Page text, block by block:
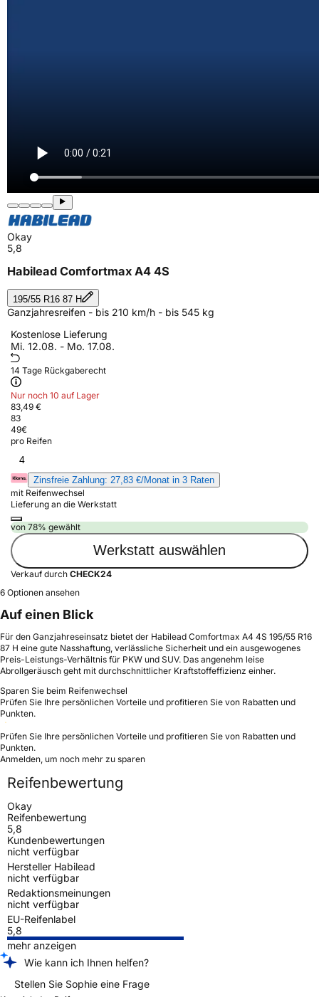
Okay
5,8
Habilead Comfortmax A4 4S
195/55 R16 87 H
Ganzjahresreifen - bis 210 km/h - bis 545 kg
Kostenlose Lieferung
Mi. 12.08. - Mo. 17.08.
14 Tage Rückgaberecht
Nur noch 10 auf Lager
83,49 €
83
49€
pro Reifen
4
Zinsfreie Zahlung: 27,83 €/Monat in 3 Raten
mit Reifenwechsel
Lieferung an die Werkstatt
von 78% gewählt
Werkstatt auswählen
Verkauf durch CHECK24
6 Optionen ansehen
Auf einen Blick
Für den Ganzjahreseinsatz bietet der Habilead Comfortmax A4 4S 195/55 R16
87 H eine gute Nasshaftung, verlässliche Sicherheit und ein ausgewogenes
Preis-Leistungs-Verhältnis für PKW und SUV. Das angenehm leise
Abrollgeräusch geht mit durchschnittlicher Kraftstoffeffizienz einher.
Sparen Sie beim Reifenwechsel
Prüfen Sie Ihre persönlichen Vorteile und profitieren Sie von Rabatten und
Punkten.
Prüfen Sie Ihre persönlichen Vorteile und profitieren Sie von Rabatten und
Punkten.
Anmelden, um noch mehr zu sparen
Reifenbewertung
Okay
Reifenbewertung
5,8
Kundenbewertungen
nicht verfügbar
Hersteller Habilead
nicht verfügbar
Redaktionsmeinungen
nicht verfügbar
EU-Reifenlabel
5,8
mehr anzeigen
Wie kann ich Ihnen helfen?
Stellen Sie Sophie eine Frage